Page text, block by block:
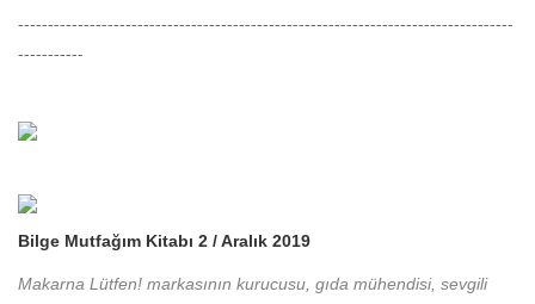
-----------------------------------------------------------------------------------
-----------
Bilge Mutfağım Kitabı 2 / Aralık 2019
Makarna Lütfen! markasının kurucusu, gıda mühendisi, sevgili